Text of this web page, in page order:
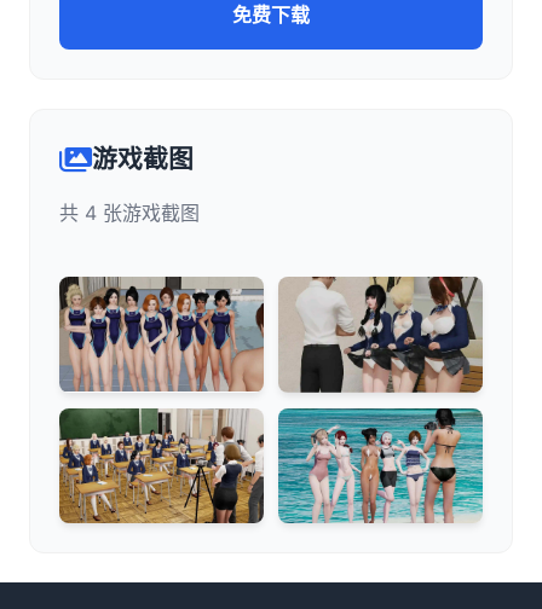
免费下载
游戏截图
共 4 张游戏截图